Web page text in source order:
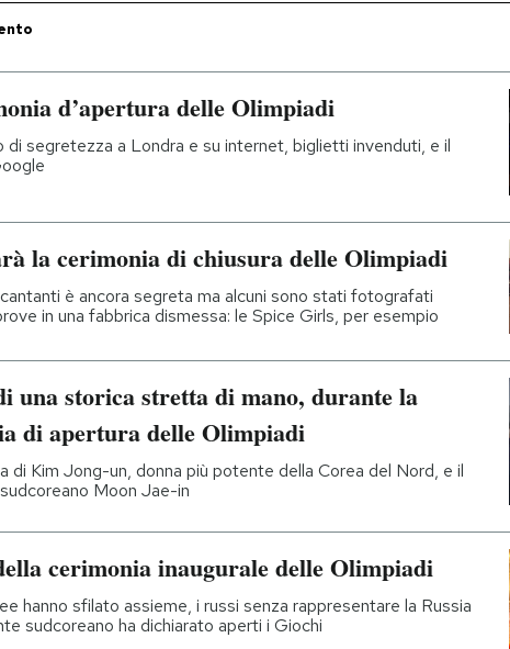
d’apertura delle Olimpiadi
di segretezza a Londra e su internet, biglietti invenduti, e il
la cerimonia di chiusura delle Olimpiadi
è ancora segreta ma alcuni sono stati fotografati
in una fabbrica dismessa: le Spice Girls, per esempio
una storica stretta di mano, durante la
di apertura delle Olimpiadi
di Kim Jong-un, donna più potente della Corea del Nord, e il
Moon Jae-in
cerimonia inaugurale delle Olimpiadi
hanno sfilato assieme, i russi senza rappresentare la Russia
sudcoreano ha dichiarato aperti i Giochi